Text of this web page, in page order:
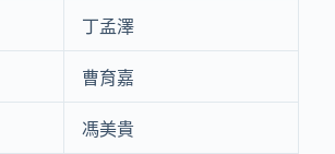
丁孟澤
曹育嘉
馮美貴